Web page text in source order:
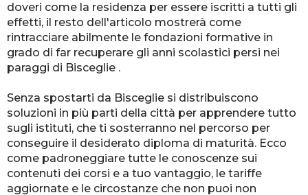
doveri come la residenza per essere iscritti a tutti gli
effetti, il resto dell'articolo mostrerà come
rintracciare abilmente le fondazioni formative in
grado di far recuperare gli anni scolastici persi nei
paraggi di Bisceglie .
Senza spostarti da Bisceglie si distribuiscono
soluzioni in più parti della città per apprendere tutto
sugli istituti, che ti sosterranno nel percorso per
conseguire il desiderato diploma di maturità. Ecco
come padroneggiare tutte le conoscenze sui
contenuti dei corsi e a tuo vantaggio, le tariffe
aggiornate e le circostanze che non puoi non